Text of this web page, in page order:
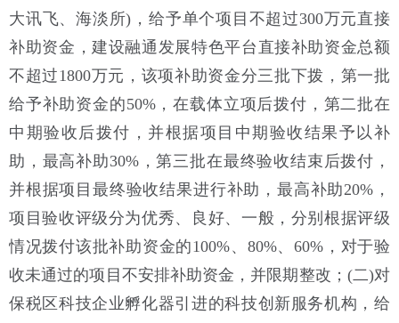
大讯飞、海淡所)，给予单个项目不超过300万元直接
补助资金，建设融通发展特色平台直接补助资金总额
不超过1800万元，该项补助资金分三批下拨，第一批
给予补助资金的50%，在载体立项后拨付，第二批在
中期验收后拨付，并根据项目中期验收结果予以补
助，最高补助30%，第三批在最终验收结束后拨付，
并根据项目最终验收结果进行补助，最高补助20%，
项目验收评级分为优秀、良好、一般，分别根据评级
情况拨付该批补助资金的100%、80%、60%，对于验
收未通过的项目不安排补助资金，并限期整改；(二)对
保税区科技企业孵化器引进的科技创新服务机构，给